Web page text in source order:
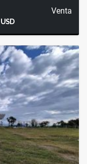
Venta
USD